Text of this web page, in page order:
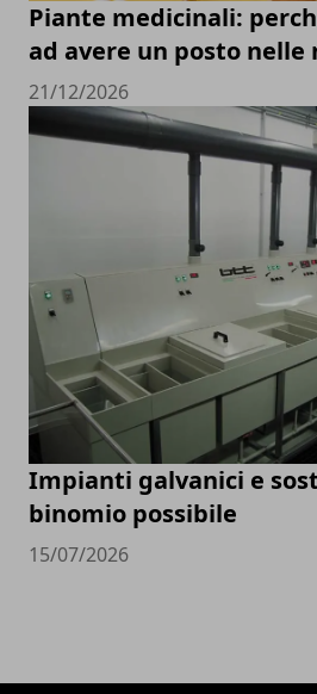
Piante medicinali:
ad avere un posto
21/12/2026
Impianti galvanici e
binomio possibile
15/07/2026